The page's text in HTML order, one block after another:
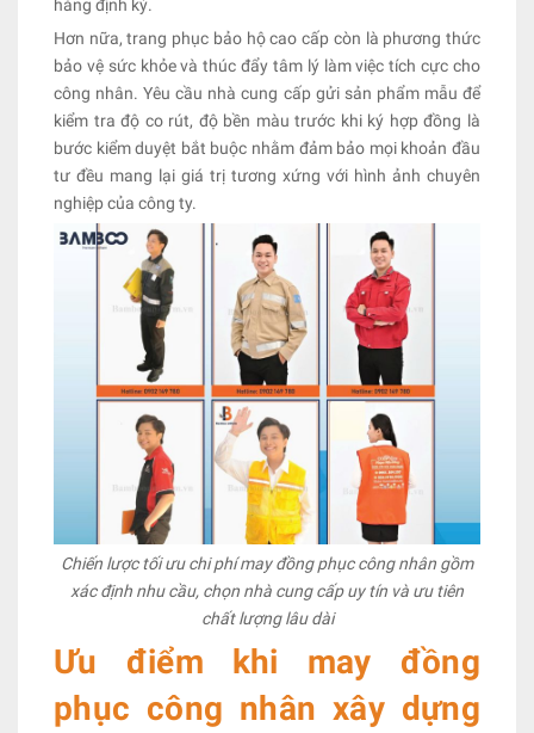
hàng định kỳ.
Hơn nữa, trang phục bảo hộ cao cấp còn là phương thức
bảo vệ sức khỏe và thúc đẩy tâm lý làm việc tích cực cho
công nhân. Yêu cầu nhà cung cấp gửi sản phẩm mẫu để
kiểm tra độ co rút, độ bền màu trước khi ký hợp đồng là
bước kiểm duyệt bắt buộc nhằm đảm bảo mọi khoản đầu
tư đều mang lại giá trị tương xứng với hình ảnh chuyên
nghiệp của công ty.
Chiến lược tối ưu chi phí may đồng phục công nhân gồm
xác định nhu cầu, chọn nhà cung cấp uy tín và ưu tiên
chất lượng lâu dài
Ưu điểm khi may đồng
phục công nhân xây dựng